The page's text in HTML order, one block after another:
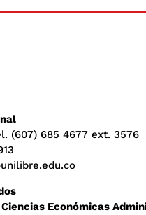
(607) 685 4677 ext. 3576
Económicas